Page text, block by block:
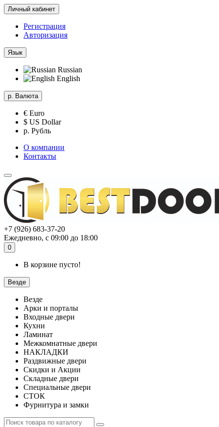
Личный кабинет
Регистрация
Авторизация
Язык
Russian
English
р. Валюта
€ Euro
$ US Dollar
р. Рубль
О компании
Контакты
+7 (926) 683-37-20
Ежедневно, с 09:00 до 18:00
0
В корзине пусто!
Везде
Везде
Арки и порталы
Входные двери
Кухни
Ламинат
Межкомнатные двери
НАКЛАДКИ
Раздвижные двери
Скидки и Акции
Складные двери
Специальные двери
СТОК
Фурнитура и замки